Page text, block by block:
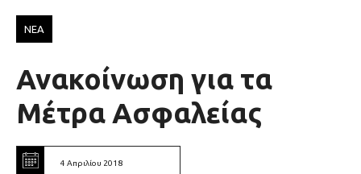
ΝΕΑ
Ανακοίνωση για τα
Μέτρα Ασφαλείας
4 Απριλίου 2018